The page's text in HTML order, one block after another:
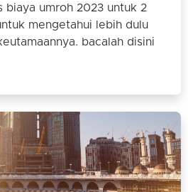
biaya umroh 2023 untuk 2
mengetahui lebih dulu
bacalah disini